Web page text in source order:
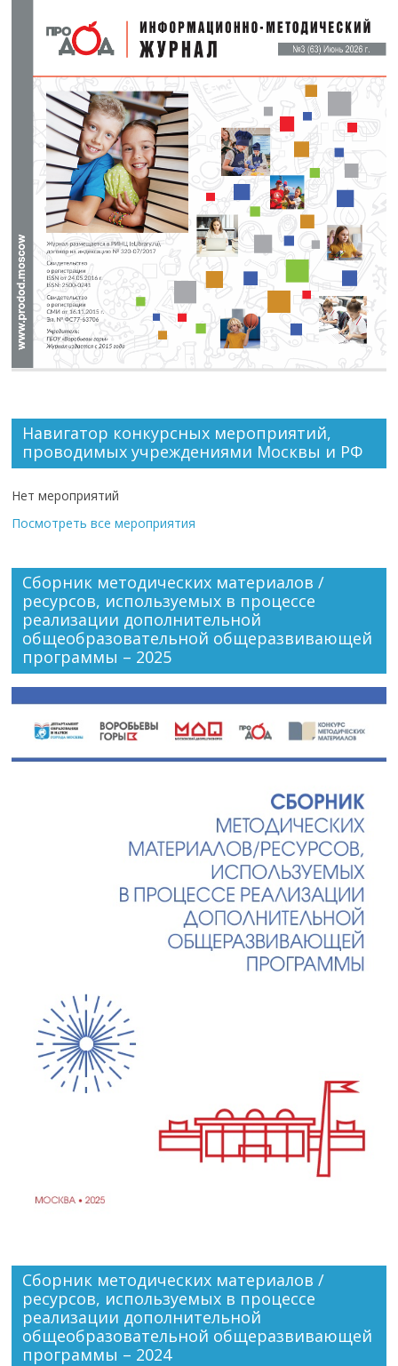
Навигатор конкурсных мероприятий,
проводимых учреждениями Москвы и РФ
Нет мероприятий
Посмотреть все мероприятия
Сборник методических материалов /
ресурсов, используемых в процессе
реализации дополнительной
общеобразовательной общеразвивающей
программы – 2025
Сборник методических материалов /
ресурсов, используемых в процессе
реализации дополнительной
общеобразовательной общеразвивающей
программы – 2024